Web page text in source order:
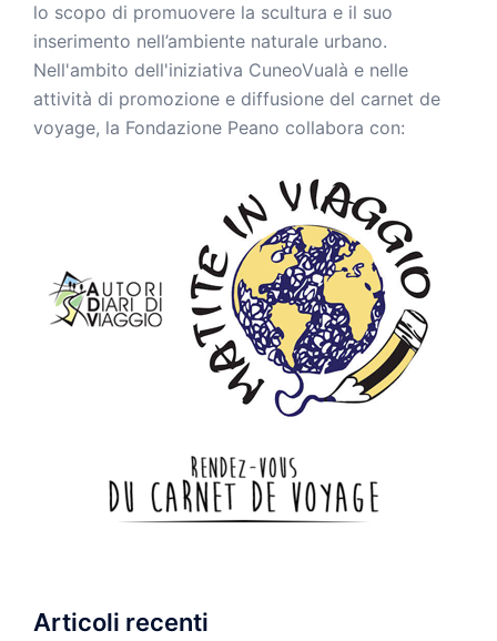
lo scopo di promuovere la scultura e il suo
inserimento nell’ambiente naturale urbano.
Nell'ambito dell'iniziativa CuneoVualà e nelle
attività di promozione e diffusione del carnet de
voyage, la Fondazione Peano collabora con:
Articoli recenti